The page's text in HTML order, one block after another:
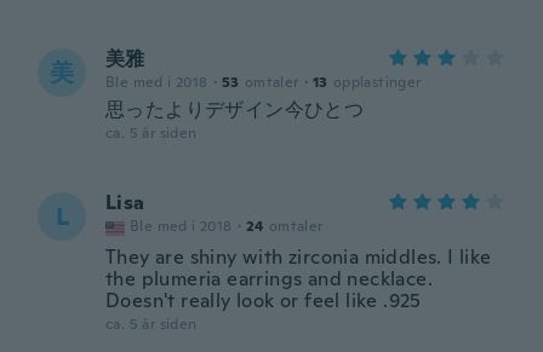
美 美雅
Ble med i 2018 · 53 omtaler · 13 opplastinger
思ったよりデザイン今ひとつ
ca. 5 år siden
L Lisa
Ble med i 2018 · 24 omtaler
They are shiny with zirconia middles. I like
the plumeria earrings and necklace.
Doesn't really look or feel like .925
ca. 5 år siden